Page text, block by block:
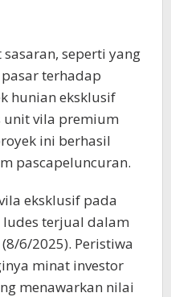
seperti yang
terhadap
hunian eksklusif
vila premium
ini berhasil
pascapeluncuran.
eksklusif pada
ludes terjual dalam
6/2025). Peristiwa
minat investor
menawarkan nilai